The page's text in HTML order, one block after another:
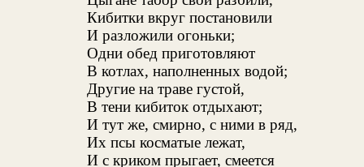
Кибитки вкруг постановили
И разложили огоньки;
Одни обед приготовляют
В котлах, наполненных водой;
Другие на траве густой,
В тени кибиток отдыхают;
И тут же, смирно, с ними в ряд,
Их псы косматые лежат,
И с криком прыгает, смеется